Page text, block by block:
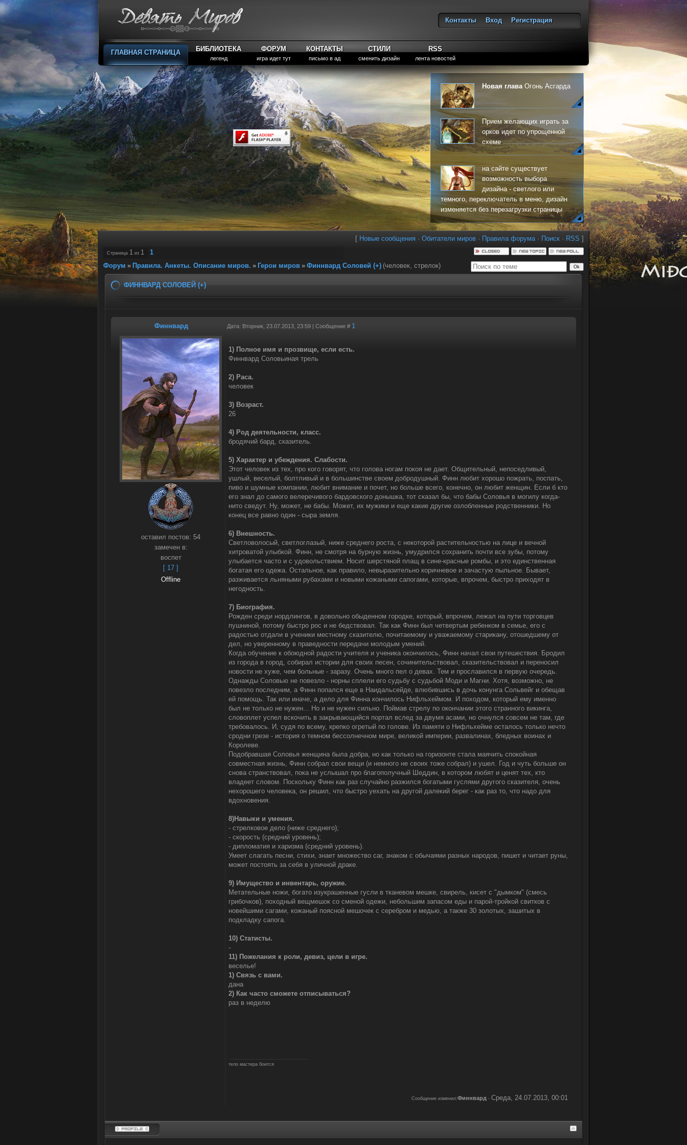
Контакты Вход
Регистрация
ГЛАВНАЯ СТРАНИЦА БИБЛИОТЕКА
легенд
ФОРУМ
игра идет тут
КОНТАКТЫ
письмо в ад
СТИЛИ
сменить дизайн
RSS
лента новостей
Новая главаОгонь Асгарда
Прием желающих играть за
орков идет по упрощенной
схеме
на сайте существует
возможность выбора
дизайна - светлого или
темного, переключатель в меню, дизайн
изменяется без перезагрузки страницы
[ Новые сообщения · Обитатели миров · Правила форума· Поиск · RSS ]
Страница 1 из 1
1
Форум » Правила. Анкеты. Описание миров. » Герои миров » Финнвард Соловей (+) (человек, стрелок)
ФИННВАРД СОЛОВЕЙ (+)
Финнвард Дата: Вторник, 23.07.2013, 23:59 | Сообщение # 1
оставил постов: 54
замечен в:
воспет
[ 17 ]
Offline
1) Полное имя и прозвище, если есть.
Финнвард Соловьиная трель
2) Раса.
человек
3) Возраст.
26
4) Род деятельности, класс.
бродячий бард, сказитель.
5) Характер и убеждения. Слабости.
Этот человек из тех, про кого говорят, что голова ногам покоя не дает. Общительный, непоседливый,
ушлый, веселый, болтливый и в большинстве своем добродушный. Финн любит хорошо пожрать, поспать,
пиво и шумные компании, любит внимание и почет, но больше всего, конечно, он любит женщин. Если б кто
его знал до самого велеречивого бардовского донышка, тот сказал бы, что бабы Соловья в могилу когда-
нито сведут. Ну, может, не бабы. Может, их мужики и еще какие другие озлобленные родственники. Но
конец все равно один - сыра земля.
6) Внешность.
Светловолосый, светлоглазый, ниже среднего роста, с некоторой растительностью на лице и вечной
хитроватой улыбкой. Финн, не смотря на бурную жизнь, умудрился сохранить почти все зубы, потому
улыбается часто и с удовольствием. Носит шерстяной плащ в сине-красные ромбы, и это единственная
богатая его одежа. Остальное, как правило, невыразительно коричневое и зачастую пыльное. Бывает,
разживается льняными рубахами и новыми кожаными сапогами, которые, впрочем, быстро приходят в
негодность.
7) Биография.
Рожден среди нордлингов, в довольно обыденном городке, который, впрочем, лежал на пути торговцев
пушниной, потому быстро рос и не бедствовал. Так как Финн был четвертым ребенком в семье, его с
радостью отдали в ученики местному сказителю, почитаемому и уважаемому старикану, отошедшему от
дел, но уверенному в праведности передачи молодым умений.
Когда обучение к обоюдной радости учителя и ученика окончилось, Финн начал свои путешествия. Бродил
из города в город, собирал истории для своих песен, сочинительствовал, сказительствовал и переносил
новости не хуже, чем больные - заразу. Очень много пел о девах. Тем и прославился в первую очередь.
Однажды Соловью не повезло - норны сплели его судьбу с судьбой Моди и Магни. Хотя, возможно, не
повезло последним, а Финн попался еще в Наидальсейде, влюбившись в дочь конунга Сольвейг и обещав
ей помощь. Так или иначе, а дело для Финна кончилось Нифльхеймом. И походом, который ему именно
был не только не нужен... Но и не нужен сильно. Поймав стрелу по окончании этого странного викинга,
словоплет успел вскочить в закрывающийся портал вслед за двумя асами, но очнулся совсем не там, где
требовалось. И, судя по всему, крепко огретый по голове. Из памяти о Нифльхейме осталось только нечто
сродни грезе - история о темном бессолнечном мире, великой империи, развалинах, бледных воинах и
Королеве.
Подобравшая Соловья женщина была добра, но как только на горизонте стала маячить спокойная
совместная жизнь, Финн собрал свои вещи (и немного не своих тоже собрал) и ушел. Год и чуть больше он
снова странствовал, пока не услышал про благополучный Шеддин, в котором любят и ценят тех, кто
владеет словом. Поскольку Финн как раз случайно разжился богатыми гуслями другого сказителя, очень
нехорошего человека, он решил, что быстро уехать на другой далекий берег - как раз то, что надо для
вдохновения.
8)Навыки и умения.
- стрелковое дело (ниже среднего);
- скорость (средний уровень);
- дипломатия и харизма (средний уровень).
Умеет слагать песни, стихи, знает множество саг, знаком с обычаями разных народов, пишет и читает руны,
может постоять за себя в уличной драке.
9) Имущество и инвентарь, оружие.
Метательные ножи, богато изукрашенные гусли в тканевом мешке, свирель, кисет с "дымком" (смесь
грибочков), походный вещмешок со сменой одежи, небольшим запасом еды и парой-тройкой свитков с
новейшими сагами, кожаный поясной мешочек с серебром и медью, а также 30 золотых, зашитых в
подкладку сапога.
10) Статисты.
-
11) Пожелания к роли, девиз, цели в игре.
веселье!
1) Связь с вами.
дана
2) Как часто сможете отписываться?
раз в неделю
тело мастера боится
Сообщение изменил:Финнвард - Среда, 24.07.2013, 00:01